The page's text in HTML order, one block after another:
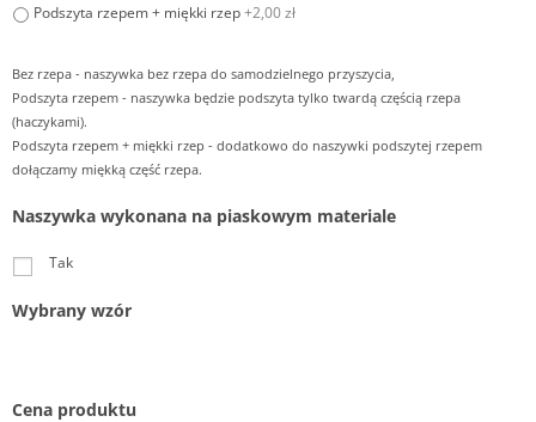
Podszyta rzepem + miękki rzep+2,00 zł
Bez rzepa - naszywka bez rzepa do samodzielnego przyszycia,
Podszyta rzepem - naszywka będzie podszyta tylko twardą częścią rzepa
(haczykami).
Podszyta rzepem + miękki rzep - dodatkowo do naszywki podszytej rzepem
dołączamy miękką część rzepa.
Naszywka wykonana na piaskowym materiale
Tak
Wybrany wzór
Cena produktu